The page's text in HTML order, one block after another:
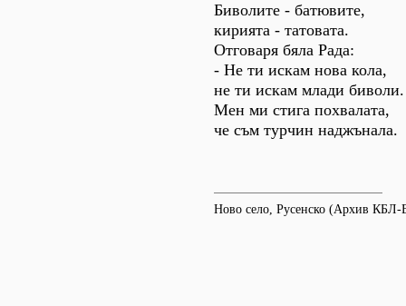
Биволите - батювите,
кирията - татовата.
Отговаря бяла Рада:
- Не ти искам нова кола,
не ти искам млади биволи.
Мен ми стига похвалата,
че съм турчин наджънала.
Ново село, Русенско (Архив